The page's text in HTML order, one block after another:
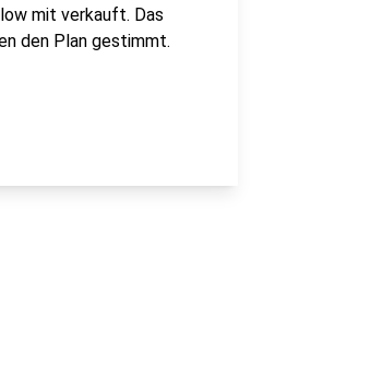
mit verkauft. Das
den Plan gestimmt.